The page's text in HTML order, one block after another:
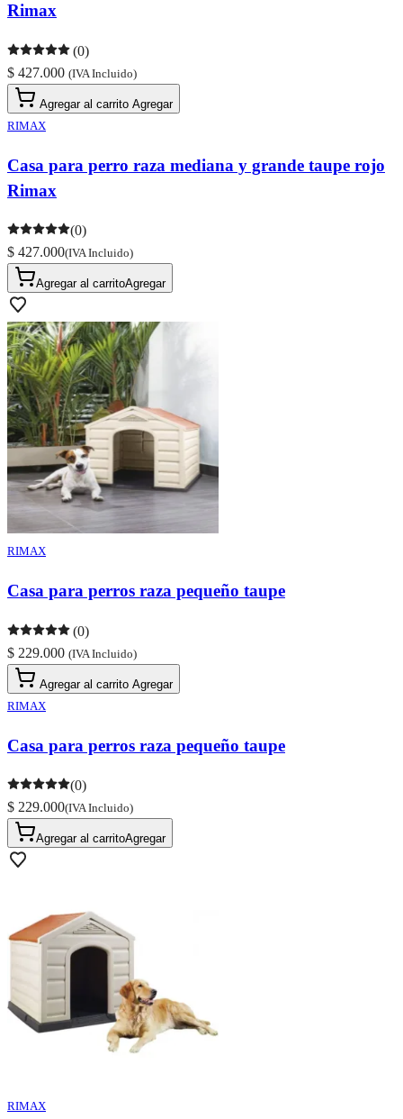
Rimax
(0)
$ 427.000 (IVA Incluido)
Agregar al carrito Agregar
RIMAX
Casa para perro raza mediana y grande taupe rojo
Rimax
(0)
$ 427.000(IVA Incluido)
Agregar al carritoAgregar
RIMAX
Casa para perros raza pequeño taupe
(0)
$ 229.000 (IVA Incluido)
Agregar al carrito Agregar
RIMAX
Casa para perros raza pequeño taupe
(0)
$ 229.000(IVA Incluido)
Agregar al carritoAgregar
RIMAX